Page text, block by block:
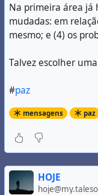
Na primeira área já
mudadas: em
mesmo; e (4) os
Talvez escolher
#paz
mensagens paz
HOJE